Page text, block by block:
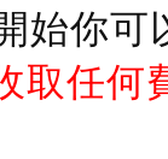
始你
取任何